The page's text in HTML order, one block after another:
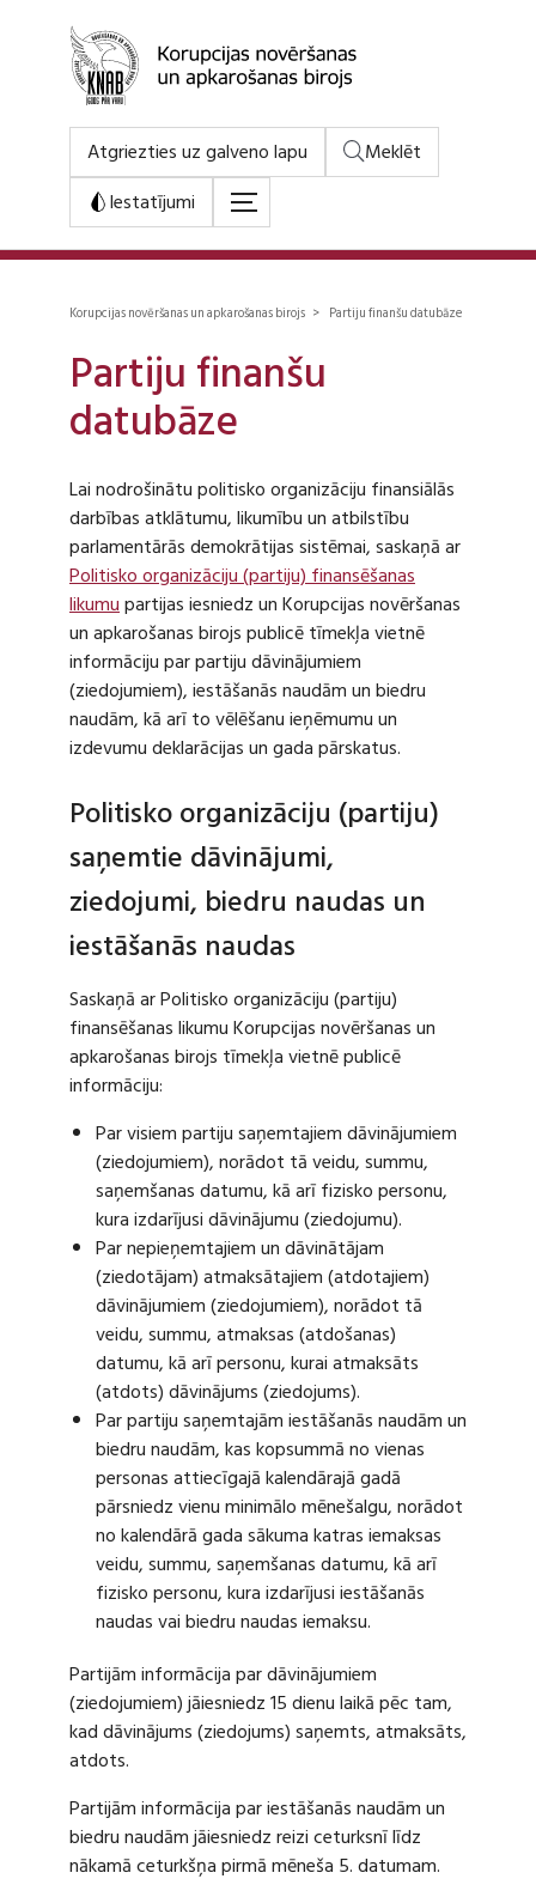
Atgriezties uz galveno lapu
Meklēt
Iestatījumi
Korupcijas novēršanas un apkarošanas birojs > Partiju finanšu datubāze
Partiju finanšu
datubāze
Lai nodrošinātu politisko organizāciju finansiālās
darbības atklātumu, likumību un atbilstību
parlamentārās demokrātijas sistēmai, saskaņā ar
Politisko organizāciju (partiju) finansēšanas
likumupartijas iesniedz un Korupcijas novēršanas
un apkarošanas birojs publicē tīmekļa vietnē
informāciju par partiju dāvinājumiem
(ziedojumiem), iestāšanās naudām un biedru
naudām, kā arī to vēlēšanu ieņēmumu un
izdevumu deklarācijas un gada pārskatus.
Politisko organizāciju (partiju)
saņemtie dāvinājumi,
ziedojumi, biedru naudas un
iestāšanās naudas
Saskaņā ar Politisko organizāciju (partiju)
finansēšanas likumu Korupcijas novēršanas un
apkarošanas birojs tīmekļa vietnē publicē
informāciju:
Par visiem partiju saņemtajiem dāvinājumiem
(ziedojumiem), norādot tā veidu, summu,
saņemšanas datumu, kā arī fizisko personu,
kura izdarījusi dāvinājumu (ziedojumu).
Par nepieņemtajiem un dāvinātājam
(ziedotājam) atmaksātajiem (atdotajiem)
dāvinājumiem (ziedojumiem), norādot tā
veidu, summu, atmaksas (atdošanas)
datumu, kā arī personu, kurai atmaksāts
(atdots) dāvinājums (ziedojums).
Par partiju saņemtajām iestāšanās naudām un
biedru naudām, kas kopsummā no vienas
personas attiecīgajā kalendārajā gadā
pārsniedz vienu minimālo mēnešalgu, norādot
no kalendārā gada sākuma katras iemaksas
veidu, summu, saņemšanas datumu, kā arī
fizisko personu, kura izdarījusi iestāšanās
naudas vai biedru naudas iemaksu.
Partijām informācija par dāvinājumiem
(ziedojumiem) jāiesniedz 15 dienu laikā pēc tam,
kad dāvinājums (ziedojums) saņemts, atmaksāts,
atdots.
Partijām informācija par iestāšanās naudām un
biedru naudām jāiesniedz reizi ceturksnī līdz
nākamā ceturkšņa pirmā mēneša 5. datumam.